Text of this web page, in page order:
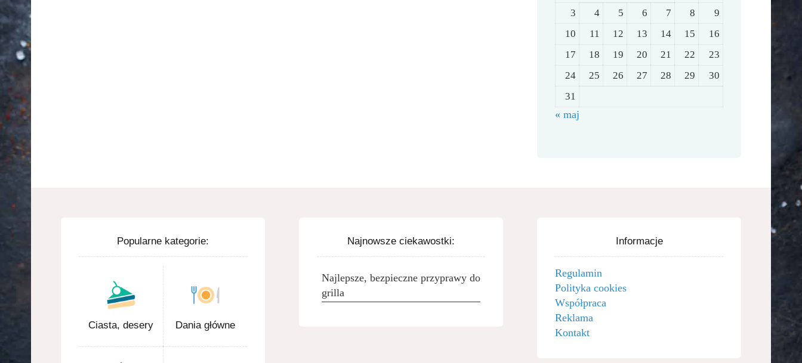
3
4 5 6 7 8
9
10
11 12 13 14 15
16
17
18 19 20 21 22
23
24
25 26 27 28 29
30
31
« maj
Popularne kategorie:
Ciasta, desery Dania główne
Najnowsze ciekawostki:
Najlepsze, bezpieczne przyprawy do
grilla
Informacje
Regulamin
Polityka cookies
Współpraca
Reklama
Kontakt